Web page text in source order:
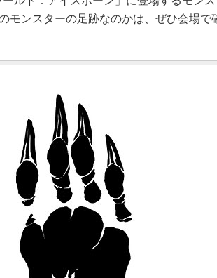
モンスターの足跡なのかは、ぜひ会場で